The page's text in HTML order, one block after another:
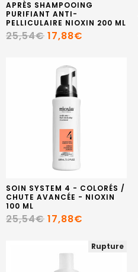
APRÈS SHAMPOOING
PURIFIANT ANTI-
PELLICULAIRE NIOXIN 200 ML
25,54€ 17,88€
SOIN SYSTEM 4 - COLORÉS /
CHUTE AVANCÉE - NIOXIN
100 ML
25,54€ 17,88€
Rupture